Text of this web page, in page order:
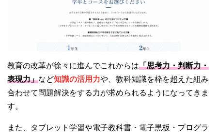
教育の改革が徐々に進んでこれからは「思考力・判断力・
表現力」など知識の活用力や、教科知識を枠を超えた組み
合わせて問題解決をする力が求められるようになってきま
す。
また、タブレット学習や電子教科書・電子黒板・プログラ